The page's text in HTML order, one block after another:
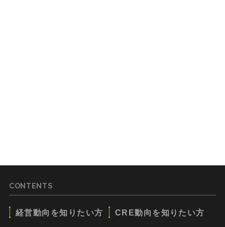
CONTENTS
経営動向を知りたい方 CRE動向を知りたい方